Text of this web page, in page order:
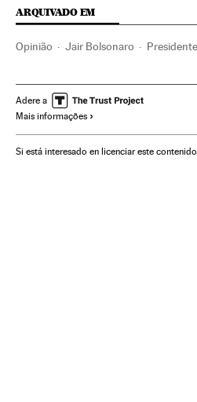
ARQUIVADO EM
Opinião Jair Bolsonaro
América Latina América do Sul
Administração Estado
Adere a
Mais informações
Si está interesado en licenciar este